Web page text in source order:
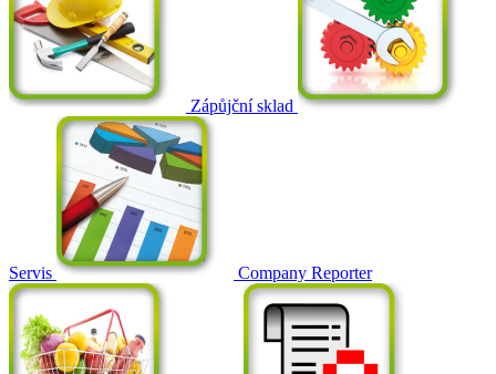
Zápůjční sklad
Servis Company Reporter